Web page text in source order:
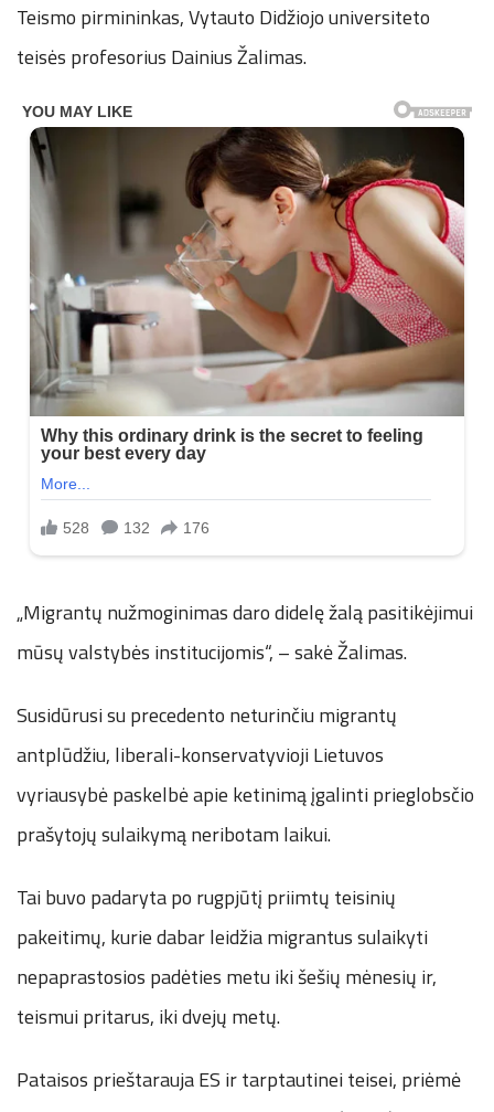
Teismo pirmininkas, Vytauto Didžiojo universiteto
teisės profesorius Dainius Žalimas.
„Migrantų nužmoginimas daro didelę žalą pasitikėjimui
mūsų valstybės institucijomis“, – sakė Žalimas.
Susidūrusi su precedento neturinčiu migrantų
antplūdžiu, liberali-konservatyvioji Lietuvos
vyriausybė paskelbė apie ketinimą įgalinti prieglobsčio
prašytojų sulaikymą neribotam laikui.
Tai buvo padaryta po rugpjūtį priimtų teisinių
pakeitimų, kurie dabar leidžia migrantus sulaikyti
nepaprastosios padėties metu iki šešių mėnesių ir,
teismui pritarus, iki dvejų metų.
Pataisos prieštarauja ES ir tarptautinei teisei, priėmė